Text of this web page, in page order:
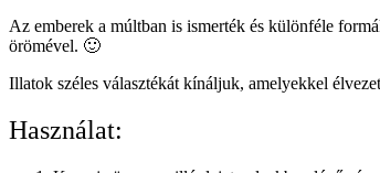
Az emberek a múltban is ismerték és különféle
örömével. 🙂
Illatok széles választékát kínáljuk, amelyekkel
Használat: